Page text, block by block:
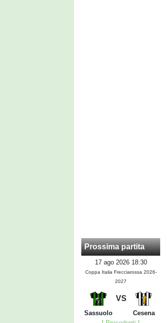
Prossima partita
17 ago 2026 18:30
Coppa Italia Frecciarossa 2026-
2027
VS
Sassuolo
Cesena